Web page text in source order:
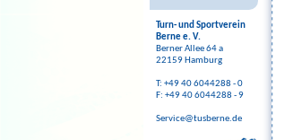
Turn- und Sportverein
Berne e. V.
Berner Allee 64 a
22159 Hamburg
T: +49 40 6044288 - 0
F: +49 40 6044288 - 9
Service@tusberne.de